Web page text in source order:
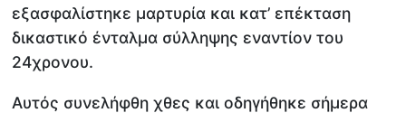
εξασφαλίστηκε μαρτυρία και κατ’ επέκταση
δικαστικό ένταλμα σύλληψης εναντίον του
24χρονου.
Αυτός συνελήφθη χθες και οδηγήθηκε σήμερα